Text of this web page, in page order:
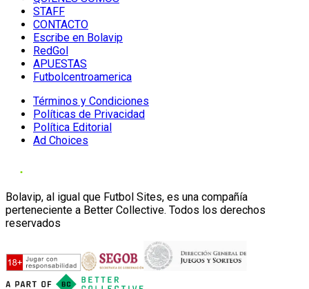
STAFF
CONTACTO
Escribe en Bolavip
RedGol
APUESTAS
Futbolcentroamerica
Términos y Condiciones
Políticas de Privacidad
Política Editorial
Ad Choices
Bolavip, al igual que Futbol Sites, es una compañía
perteneciente a Better Collective. Todos los derechos
reservados